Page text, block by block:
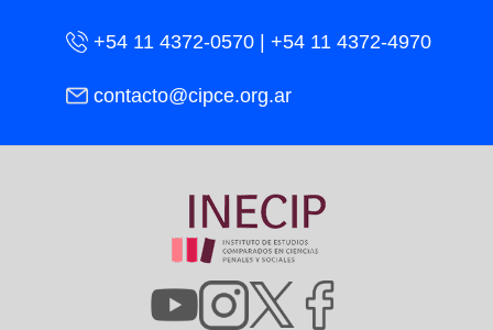
+54 11 4372-0570 | +54 11 4372-4970
contacto@cipce.org.ar